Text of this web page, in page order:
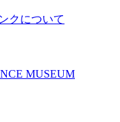
クについて